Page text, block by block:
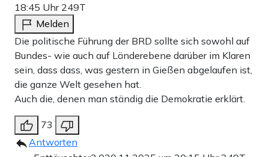
18:45 Uhr 249T
Melden
Die politische Führung der BRD sollte sich sowohl auf
Bundes- wie auch auf Länderebene darüber im Klaren
sein, dass dass, was gestern in Gießen abgelaufen ist,
die ganze Welt gesehen hat.
Auch die, denen man ständig die Demokratie erklärt.
73
Antworten